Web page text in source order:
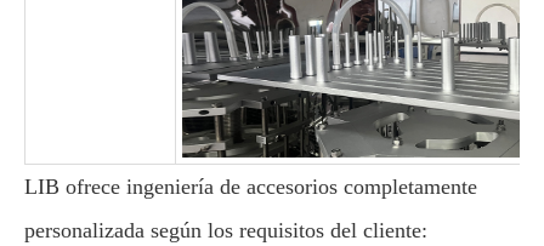
LIB ofrece ingeniería de accesorios completamente
personalizada según los requisitos del cliente: